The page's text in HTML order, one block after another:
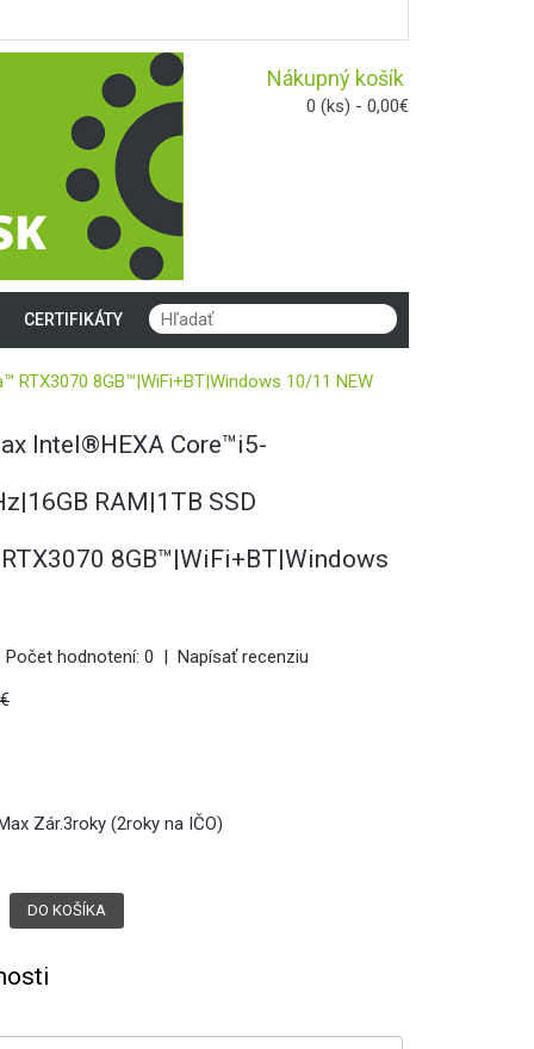
Nákupný košík
0 (ks) - 0,00€
CERTIFIKÁTY
RTX3070 8GB™|WiFi+BT|Windows 10/11 NEW
Intel®HEXA Core™i5-
RAM|1TB SSD
8GB™|WiFi+BT|Windows
Počet hodnotení: 0 | Napísať recenziu
Zár.3roky (2roky na IČO)